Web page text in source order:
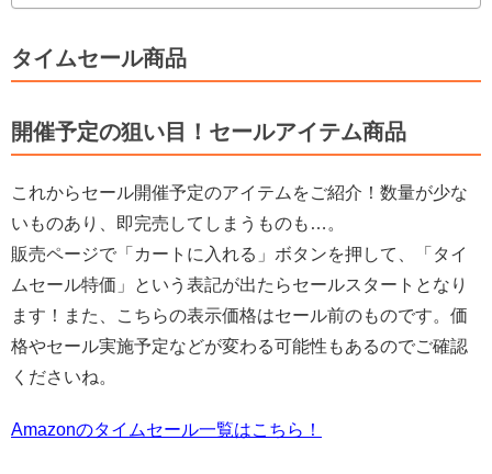
タイムセール商品
開催予定の狙い目！セールアイテム商品
これからセール開催予定のアイテムをご紹介！数量が少な
いものあり、即完売してしまうものも…。
販売ページで「カートに入れる」ボタンを押して、「タイ
ムセール特価」という表記が出たらセールスタートとなり
ます！また、こちらの表示価格はセール前のものです。価
格やセール実施予定などが変わる可能性もあるのでご確認
くださいね。
Amazonのタイムセール一覧はこちら！